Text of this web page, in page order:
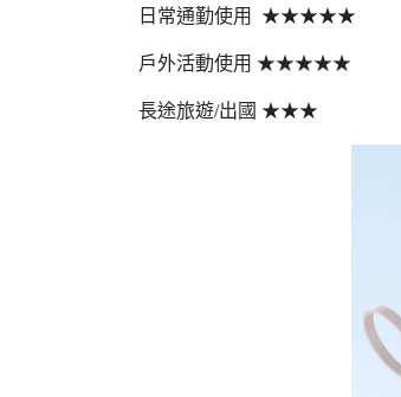
日常通勤使用 ★★★★★
戶外活動使用 ★★★★★
長途旅遊/出國 ★★★